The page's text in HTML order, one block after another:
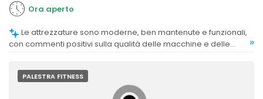
Ora aperto
con commenti positivi sulla qualità delle macchine e delle
»
PALESTRA FITNESS